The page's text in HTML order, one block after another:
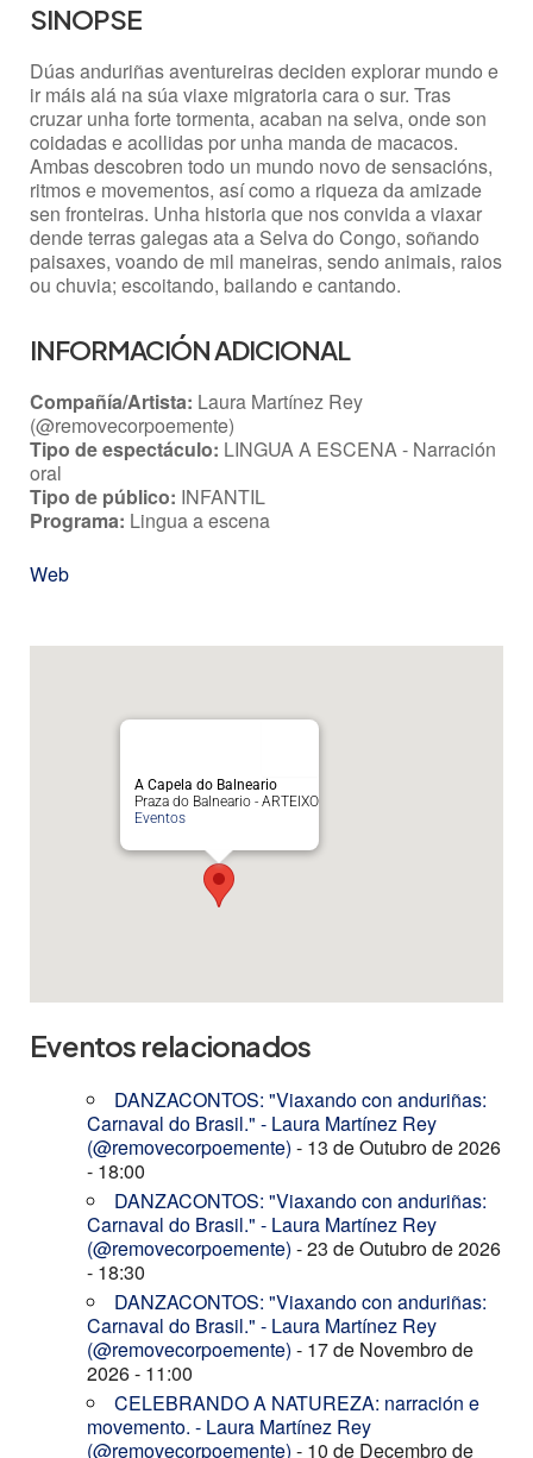
SINOPSE
Dúas anduriñas aventureiras deciden explorar mundo e
ir máis alá na súa viaxe migratoria cara o sur. Tras
cruzar unha forte tormenta, acaban na selva, onde son
coidadas e acollidas por unha manda de macacos.
Ambas descobren todo un mundo novo de sensacións,
ritmos e movementos, así como a riqueza da amizade
sen fronteiras. Unha historia que nos convida a viaxar
dende terras galegas ata a Selva do Congo, soñando
paisaxes, voando de mil maneiras, sendo animais, raios
ou chuvia; escoitando, bailando e cantando.
INFORMACIÓN ADICIONAL
Compañía/Artista: Laura Martínez Rey
(@removecorpoemente)
Tipo de espectáculo: LINGUA A ESCENA - Narración
oral
Tipo de público: INFANTIL
Programa: Lingua a escena
Web
A Capela do Balneario
Praza do Balneario - ARTEIXO
Eventos
Eventos relacionados
DANZACONTOS: "Viaxando con anduriñas:
Carnaval do Brasil." - Laura Martínez Rey
(@removecorpoemente) - 13 de Outubro de 2026
- 18:00
DANZACONTOS: "Viaxando con anduriñas:
Carnaval do Brasil." - Laura Martínez Rey
(@removecorpoemente) - 23 de Outubro de 2026
- 18:30
DANZACONTOS: "Viaxando con anduriñas:
Carnaval do Brasil." - Laura Martínez Rey
(@removecorpoemente) - 17 de Novembro de
2026 - 11:00
CELEBRANDO A NATUREZA: narración e
movemento. - Laura Martínez Rey
(@removecorpoemente) - 10 de Decembro de